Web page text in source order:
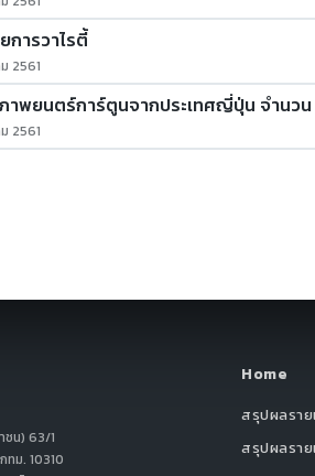
การวาไรตี้
2561
าพยนตร์การ์ตูนจากประเทศญี่ปุ่น จำนว
2561
น) 63/1
ทม. 10310
Home
สรุปผลรา
สรุปผลรา